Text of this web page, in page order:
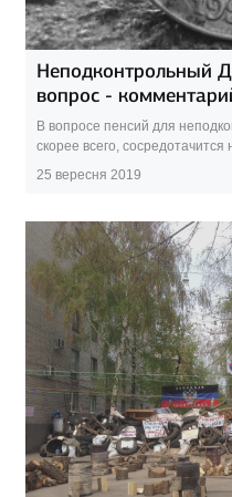
Неподконтрольный
вопрос -
В вопросе пенсий для
скорее всего,
25 вересня 2019